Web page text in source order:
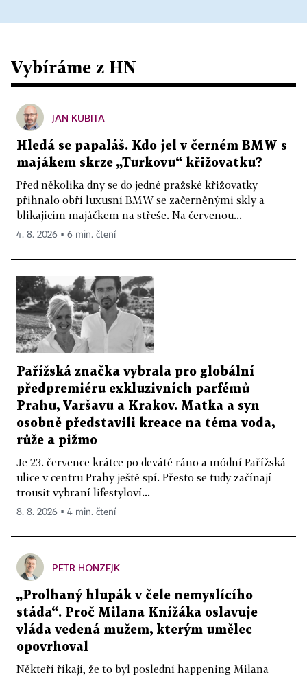
Vybíráme z HN
JAN KUBITA
Hledá se papaláš. Kdo jel v černém BMW s
majákem skrze „Turkovu“ křižovatku?
Před několika dny se do jedné pražské křižovatky
přihnalo obří luxusní BMW se začerněnými skly a
blikajícím majáčkem na střeše. Na červenou...
4. 8. 2026 ▪ 6 min. čtení
Pařížská značka vybrala pro globální
předpremiéru exkluzivních parfémů
Prahu, Varšavu a Krakov. Matka a syn
osobně představili kreace na téma voda,
růže a pižmo
Je 23. července krátce po deváté ráno a módní Pařížská
ulice v centru Prahy ještě spí. Přesto se tudy začínají
trousit vybraní lifestyloví...
8. 8. 2026 ▪ 4 min. čtení
PETR HONZEJK
„Prolhaný hlupák v čele nemyslícího
stáda“. Proč Milana Knížáka oslavuje
vláda vedená mužem, kterým umělec
opovrhoval
Někteří říkají, že to byl poslední happening Milana